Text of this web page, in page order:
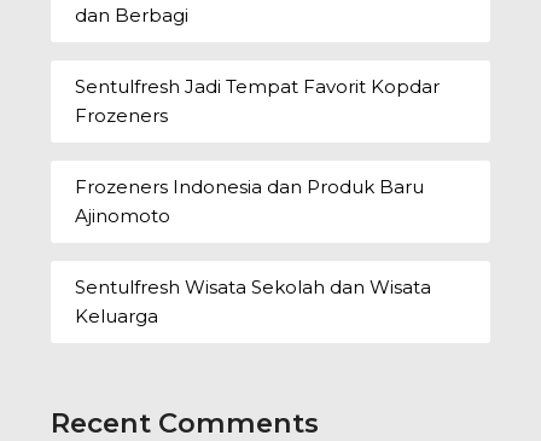
dan Berbagi
Sentulfresh Jadi Tempat Favorit Kopdar
Frozeners
Frozeners Indonesia dan Produk Baru
Ajinomoto
Sentulfresh Wisata Sekolah dan Wisata
Keluarga
Recent Comments